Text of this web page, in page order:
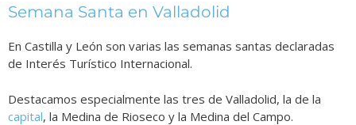
Semana Santa en Valladolid
En Castilla y León son varias las semanas santas declaradas
de Interés Turístico Internacional.
Destacamos especialmente las tres de Valladolid, la de la
capital, la Medina de Rioseco y la Medina del Campo.